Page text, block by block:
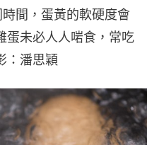
間，蛋黃的軟硬度會
蛋未必人人啱食，常吃
：潘思穎